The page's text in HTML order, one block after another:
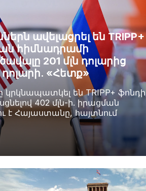
ավելացրել են TRIPP+
հիմնադրամի
201 մլն դոլարից
դոլարի. «Հետք»
կրկնապատկել են TRIPP+ ֆոնդի
402 մլն-ի. իրացման
է Հայաստանը, հայտնում